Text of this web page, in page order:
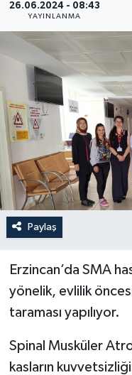
26.06.2024 - 08:43
YAYINLANMA
Paylaş
Erzincan’da SMA
yönelik, evlilik
taraması yapılıyor.
Spinal Musküler
kasların
KÜLTÜR SANAT
MAGAZİN
YEREL